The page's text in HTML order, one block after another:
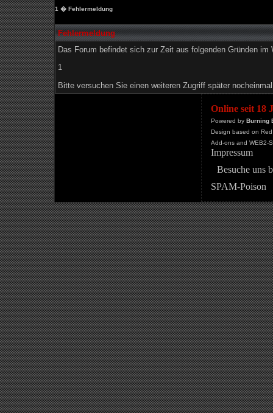
1 � Fehlermeldung
Fehlermeldung
Das Forum befindet sich zur Zeit aus folgenden Gründen im
1
Bitte versuchen Sie einen weiteren Zugriff später
Online seit 18
Powered by Burning
Design based on
Add-ons and WEB2-
Impressum
Besuche uns
SPAM-Poison